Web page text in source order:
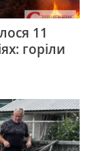
11
горіли